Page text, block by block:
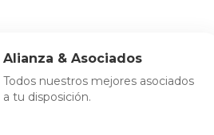
Alianza & Asociados
Todos nuestros mejores asociados
a tu disposición.